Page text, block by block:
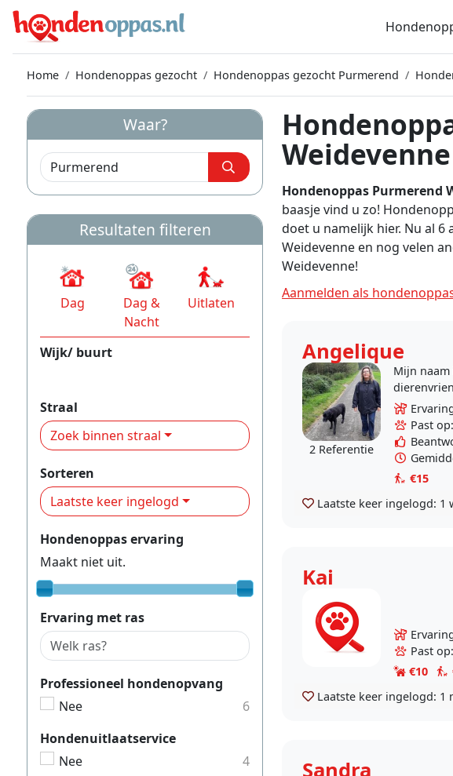
Home Hondenoppas gezocht Hondenoppas gezocht Purmerend
Weidevenne
Hondenoppas Purmerend
baasje vind u zo!
doet u namelijk hier. Nu al
Weidevenne en nog velen
Weidevenne!
Aanmelden als
Angelique
2 Referentie
Mijn
honden
vrijwilliger
Past
€15
Laatste keer ingelogd: 1
Kai
Past
€10
Laatste keer ingelogd: 1
Sandra
Waar?
Resultaten filteren
Dag
Dag &
Nacht
Uitlaten
Wijk/ buurt
Straal
Zoek binnen straal
Sorteren
Laatste keer ingelogd
Hondenoppas ervaring
Maakt niet uit.
Ervaring met ras
Professioneel hondenopvang
Nee
6
Hondenuitlaatservice
Nee
4